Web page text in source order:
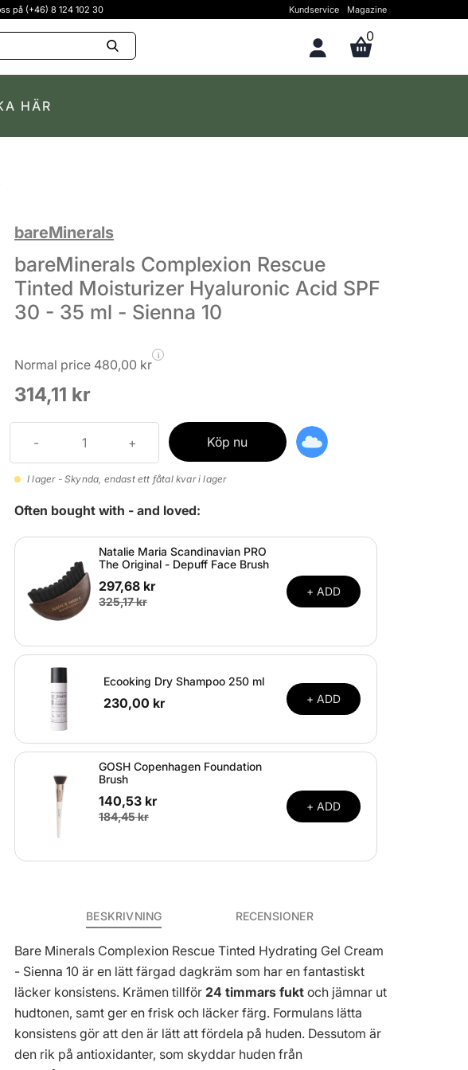
på (+46) 8 124 102 30 Kundservice Magazine
0
HÄR
bareMinerals
bareMinerals Complexion Rescue
Tinted Moisturizer Hyaluronic Acid SPF
30 - 35 ml - Sienna 10
Normal price 480,00 kr
i
314,11 kr
Köp nu
I lager - Skynda, endast ett fåtal kvar i lager
Often bought with - and loved:
Natalie Maria Scandinavian PRO
The Original - Depuff Face Brush
297,68 kr
325,17 kr
+ ADD
Ecooking Dry Shampoo 250 ml
230,00 kr + ADD
GOSH Copenhagen Foundation
Brush
140,53 kr
184,45 kr
+ ADD
BESKRIVNING RECENSIONER
Bare Minerals Complexion Rescue Tinted Hydrating Gel Cream
- Sienna 10 är en lätt färgad dagkräm som har en fantastiskt
läcker konsistens. Krämen tillför 24 timmars fukt och jämnar ut
hudtonen, samt ger en frisk och läcker färg. Formulans lätta
konsistens gör att den är lätt att fördela på huden. Dessutom är
den rik på antioxidanter, som skyddar huden från